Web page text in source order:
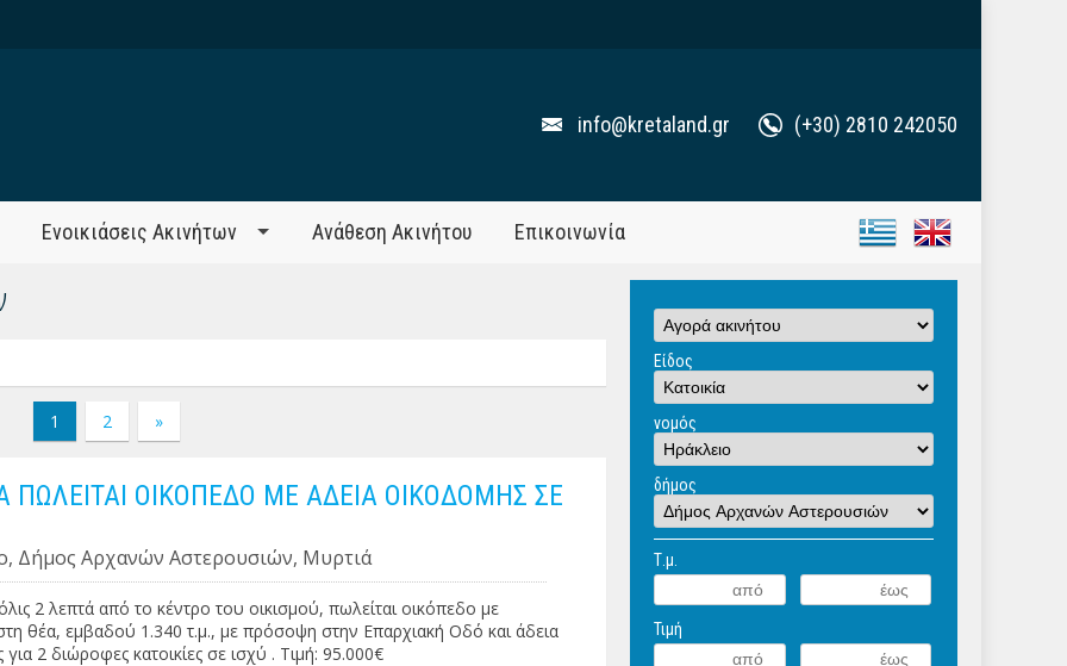
info@kretaland.gr (+30) 2810 242050
Ενοικιάσεις Ακινήτων Ανάθεση Ακινήτου Επικοινωνία
1 2 »
ΠΩΛΕΙΤΑΙ ΟΙΚΟΠΕΔΟ ΜΕ ΑΔΕΙΑ ΟΙΚΟΔΟΜΗΣ ΣΕ
Δήμος Αρχανών Αστερουσιών, Μυρτιά
2 λεπτά από το κέντρο του οικισμού, πωλείται οικόπεδο με
θέα, εμβαδού 1.340 τ.μ., με πρόσοψη στην Επαρχιακή Οδό και άδεια
για 2 διώροφες κατοικίες σε ισχύ . Τιμή: 95.000€
Είδος
νομός
δήμος
Τ.μ.
Τιμή